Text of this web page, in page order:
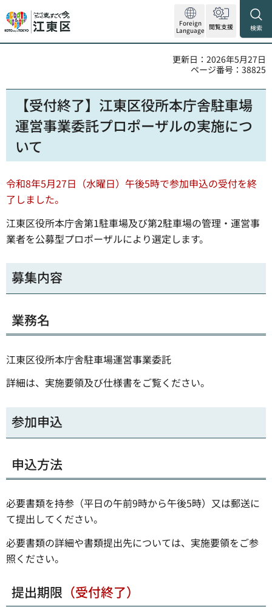
Foreign
Language 閲覧支援 検索
更新日：2026年5月27日
ページ番号：38825
【受付終了】江東区役所本庁舎駐車場
運営事業委託プロポーザルの実施につ
いて
令和8年5月27日（水曜日）午後5時で参加申込の受付を終
了しました。
江東区役所本庁舎第1駐車場及び第2駐車場の管理・運営事
業者を公募型プロポーザルにより選定します。
募集内容
業務名
江東区役所本庁舎駐車場運営事業委託
詳細は、実施要領及び仕様書をご覧ください。
参加申込
申込方法
必要書類を持参（平日の午前9時から午後5時）又は郵送に
て提出してください。
必要書類の詳細や書類提出先については、実施要領をご参
照ください。
提出期限 （受付終了）